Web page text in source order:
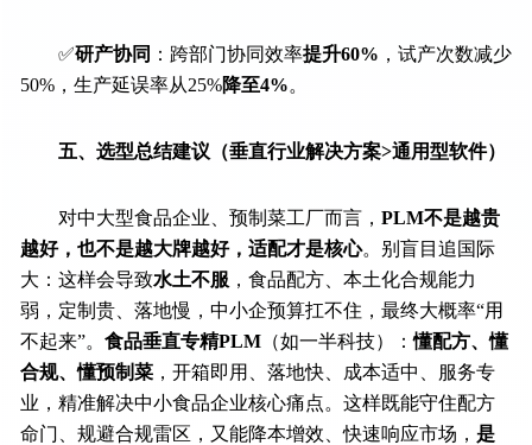
✅研产协同 ：跨部门协同效率提升60% ，试产次数减少
50%，生产延误率从25%降至4%。
五、选型总结建议（垂直行业解决方案>通用型软件）
对中大型食品企业、预制菜工厂而言， PLM不是越贵
越好，也不是越大牌越好，适配才是核心。别盲目追国际
大：这样会导致水土不服 ，食品配方、本土化合规能力
弱，定制贵、落地慢，中小企预算扛不住，最终大概率“用
不起来”。 食品垂直专精PLM （如一半科技）：懂配方、懂
合规、懂预制菜 ，开箱即用、落地快、成本适中、服务专
业，精准解决中小食品企业核心痛点。这样既能守住配方
命门、规避合规雷区，又能降本增效、快速响应市场， 是